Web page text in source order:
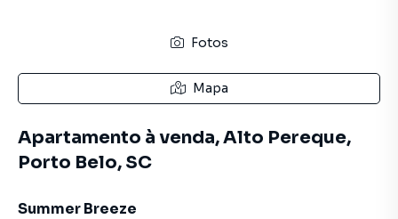
Fotos
Mapa
Apartamento à venda, Alto Pereque,
Porto Belo, SC
Summer Breeze